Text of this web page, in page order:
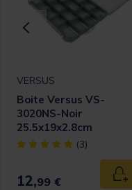
Rating
panier
VERSUS
Boite Versus VS-
3020NS-Noir
25.5x19x2.8cm
[object Object] out of 5
(3)
12,99 €